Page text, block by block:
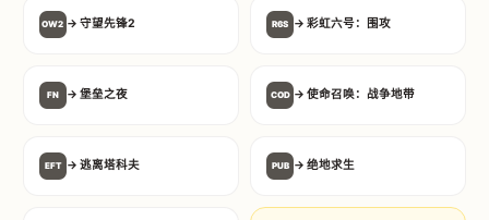
OW2 → 守望先锋2 R6S → 彩虹六号：围攻
FN → 堡垒之夜 COD → 使命召唤：战争地带
EFT → 逃离塔科夫 PUB → 绝地求生